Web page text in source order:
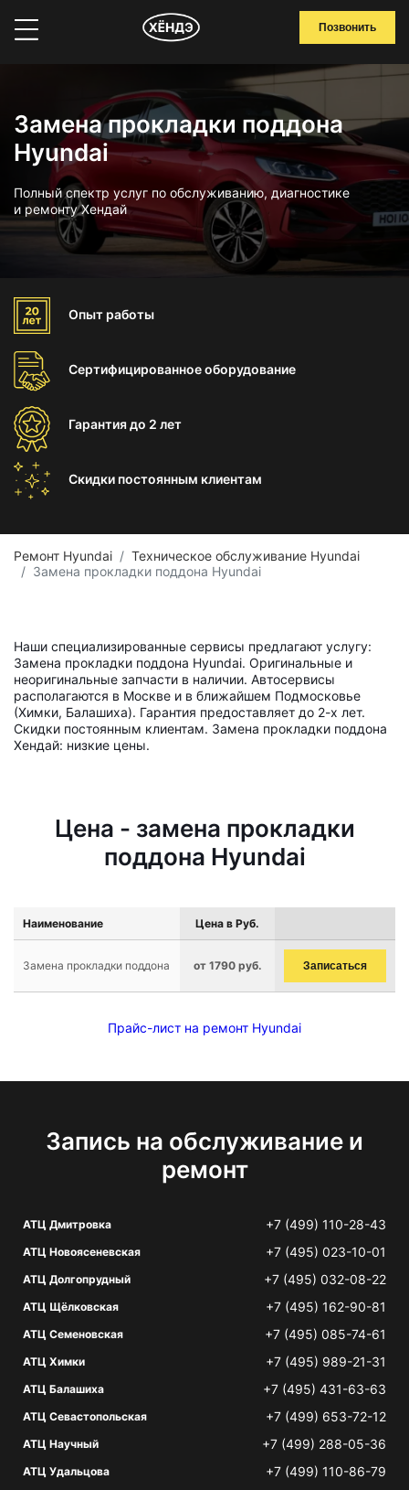
Позвонить
Замена прокладки поддона
Hyundai
Полный спектр услуг по обслуживанию, диагностике
и ремонту Хендай
Опыт работы
Сертифицированноеоборудование
Гарантиядо 2 лет
Скидки постоянным клиентам
Ремонт Hyundai
Техническое обслуживание Hyundai
Замена прокладки поддона Hyundai
Наши специализированные сервисы предлагают услугу:
Замена прокладки поддона Hyundai. Оригинальные и
неоригинальные запчасти в наличии. Автосервисы
располагаются в Москве и в ближайшем Подмосковье
(Химки, Балашиха). Гарантия предоставляет до 2-х лет.
Скидки постоянным клиентам. Замена прокладки поддона
Хендай: низкие цены.
Цена - замена прокладки
поддона Hyundai
Наименование Цена в Руб.
Замена прокладки поддона от 1790 руб. Записаться
Прайс-лист на ремонт Hyundai
Запись на обслуживание и
ремонт
АТЦ Дмитровка +7 (499) 110-28-43
АТЦ Новоясеневская +7 (495) 023-10-01
АТЦ Долгопрудный +7 (495) 032-08-22
АТЦ Щёлковская +7 (495) 162-90-81
АТЦ Семеновская +7 (495) 085-74-61
АТЦ Химки +7 (495) 989-21-31
АТЦ Балашиха +7 (495) 431-63-63
АТЦ Севастопольская +7 (499) 653-72-12
АТЦ Научный +7 (499) 288-05-36
АТЦ Удальцова +7 (499) 110-86-79